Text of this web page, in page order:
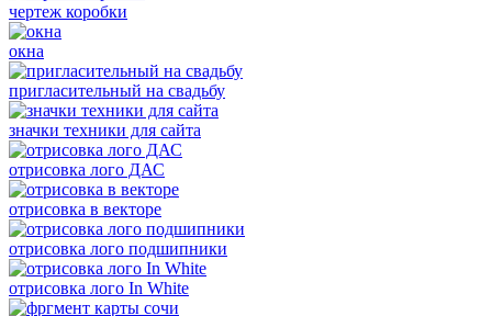
чертеж коробки
окна
пригласительный на свадьбу
значки техники для сайта
отрисовка лого ДАС
отрисовка в векторе
отрисовка лого подшипники
отрисовка лого In White